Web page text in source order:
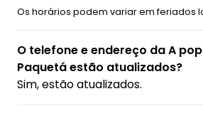
Os horários podem variar em feriados
O telefone e endereço da A
Paquetá estão atualizados?
Sim, estão atualizados.